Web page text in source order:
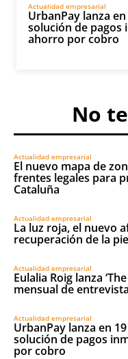
Actualidad empresarial
UrbanPay lanza
solución de pagos
ahorro por cobro
No
Actualidad empresarial
El nuevo mapa de
frentes legales para
Cataluña
Actualidad empresarial
La luz roja, el nuevo
recuperación de la
Actualidad empresarial
Eulalia Roig lanza
mensual de
Actualidad empresarial
UrbanPay lanza en
solución de pagos
por cobro